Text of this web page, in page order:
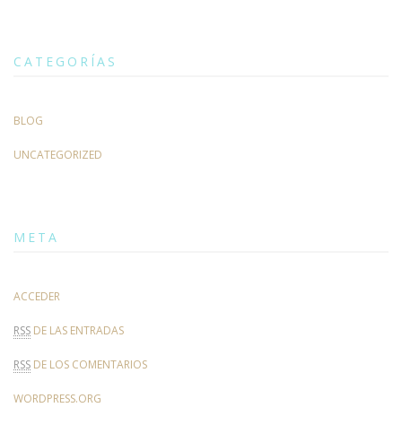
CATEGORÍAS
BLOG
UNCATEGORIZED
META
ACCEDER
RSS DE LAS ENTRADAS
RSS DE LOS COMENTARIOS
WORDPRESS.ORG